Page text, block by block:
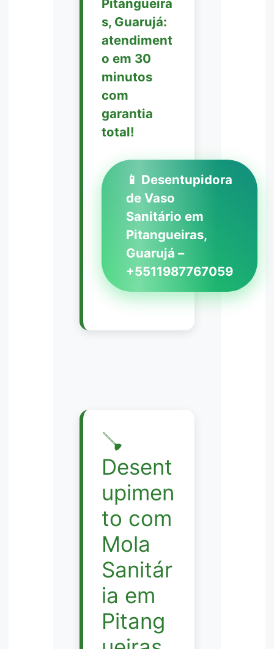
Pitangueira
s, Guarujá:
atendiment
o em 30
minutos
com
garantia
total!
📱 Desentupidora
de Vaso
Sanitário em
Pitangueiras,
Guarujá –
+5511987767059
🪠
Desent
upimen
to com
Mola
Sanitár
ia em
Pitang